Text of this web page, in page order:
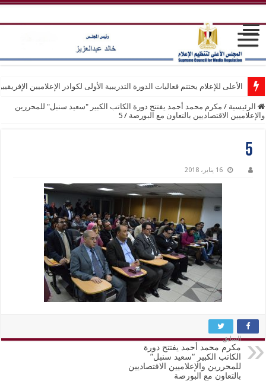
الأعلى للإعلام يختتم فعاليات الدورة التدريبية الأولى لكوادر الإعلاميين
الرئيسية / مكرم محمد أحمد يفتتح دورة الكاتب الكبير "سعيد سنبل" للمحررين
والإعلاميين الاقتصاديين بالتعاون مع البورصة /
5
5
16 يناير، 2018
السابق
مكرم محمد أحمد يفتتح دورة
الكاتب الكبير “سعيد سنبل”
للمحررين والإعلاميين الاقتصاديين
بالتعاون مع البورصة